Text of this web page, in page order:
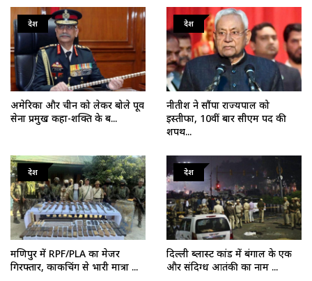
देश
अमेरिका और चीन को लेकर बोले पूर्व
सेना प्रमुख कहा-शक्ति के ब...
देश
नीतीश ने सौंपा राज्यपाल को
इस्तीफा, 10वीं बार सीएम पद की
शपथ...
देश
मणिपुर में RPF/PLA का मेजर
गिरफ्तार, काकचिंग से भारी मात्रा ...
देश
दिल्ली ब्लास्ट कांड में बंगाल के एक
और संदिग्ध आतंकी का नाम ...